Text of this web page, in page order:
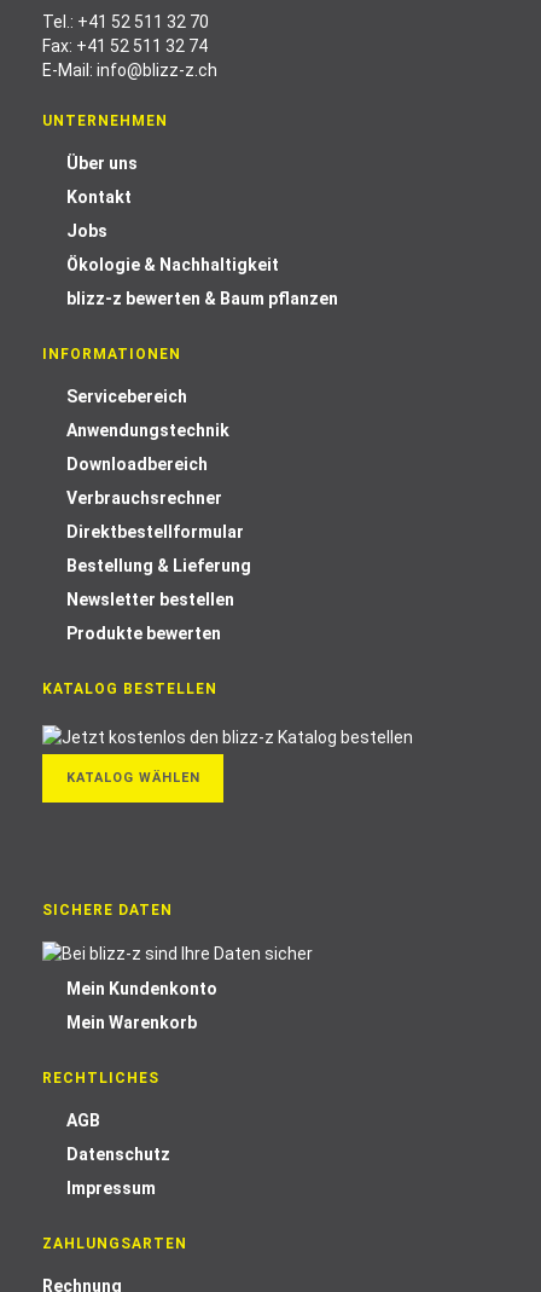
Tel.: +41 52 511 32 70
Fax: +41 52 511 32 74
E-Mail: info@blizz-z.ch
UNTERNEHMEN
Über uns
Kontakt
Jobs
Ökologie & Nachhaltigkeit
blizz-z bewerten & Baum pflanzen
INFORMATIONEN
Servicebereich
Anwendungstechnik
Downloadbereich
Verbrauchsrechner
Direktbestellformular
Bestellung & Lieferung
Newsletter bestellen
Produkte bewerten
KATALOG BESTELLEN
KATALOG WÄHLEN
SICHERE DATEN
Mein Kundenkonto
Mein Warenkorb
RECHTLICHES
AGB
Datenschutz
Impressum
ZAHLUNGSARTEN
Rechnung